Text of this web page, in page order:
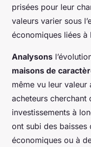
prisées pour leur
valeurs varier sous
économiques liées à
Analysons
maisons de
même vu leur valeur
acheteurs cherchant
investissements à
ont subi des
économiques ou à